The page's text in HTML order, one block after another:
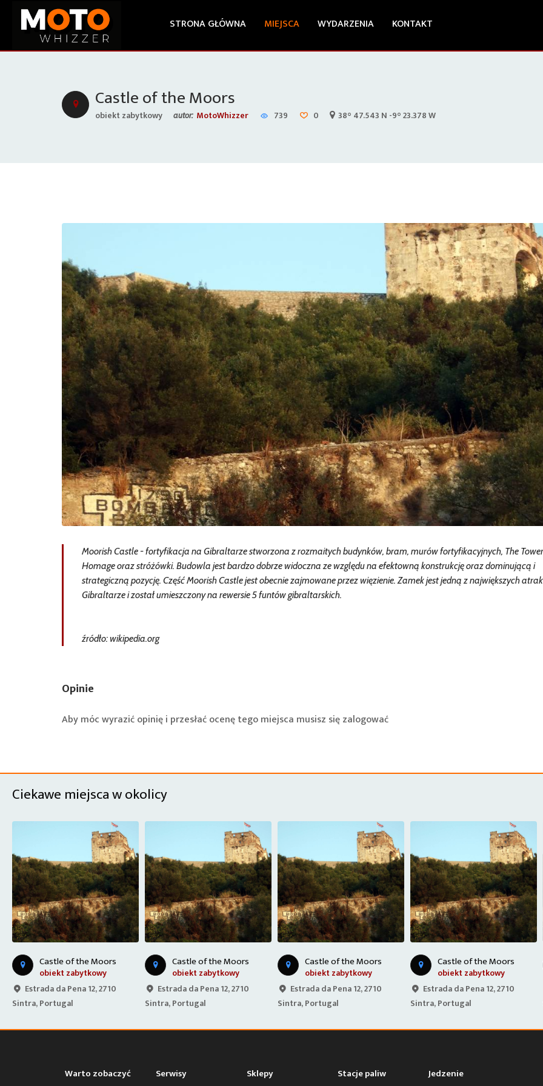
STRONA GŁÓWNA MIEJSCA WYDARZENIA KONTAKT
Castle of the Moors
obiekt zabytkowy autor: MotoWhizzer 739 0 38° 47.543 N -9° 23.378 W
Moorish Castle - fortyfikacja na Gibraltarze stworzona z rozmaitych budynków, bram, murów fortyfikacyjnych, The
Homage oraz stróżówki. Budowla jest bardzo dobrze widoczna ze względu na efektowną konstrukcję oraz dominującą i
strategiczną pozycję. Część Moorish Castle jest obecnie zajmowane przez więzienie. Zamek jest jedną z największych
Gibraltarze i został umieszczony na rewersie 5 funtów gibraltarskich.
źródło: wikipedia.org
Opinie
Aby móc wyrazić opinię i przesłać ocenę tego miejsca musisz sięzalogować
Ciekawe miejsca w okolicy
Castle of the Moors
obiekt zabytkowy
Estrada da Pena 12, 2710
Sintra, Portugal
Castle of the Moors
obiekt zabytkowy
Estrada da Pena 12, 2710
Sintra, Portugal
Castle of the Moors
obiekt zabytkowy
Estrada da Pena 12, 2710
Sintra, Portugal
Castle of the Moors
obiekt zabytkowy
Estrada da Pena 12, 2710
Sintra, Portugal
Warto zobaczyć Serwisy Sklepy Stacje paliw
Jedzenie